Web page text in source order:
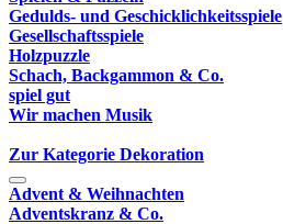
Gedulds- und Geschicklichkeitsspiele
Gesellschaftsspiele
Holzpuzzle
Schach, Backgammon & Co.
spiel gut
Wir machen Musik
Zur Kategorie Dekoration
Advent & Weihnachten
Adventskranz & Co.